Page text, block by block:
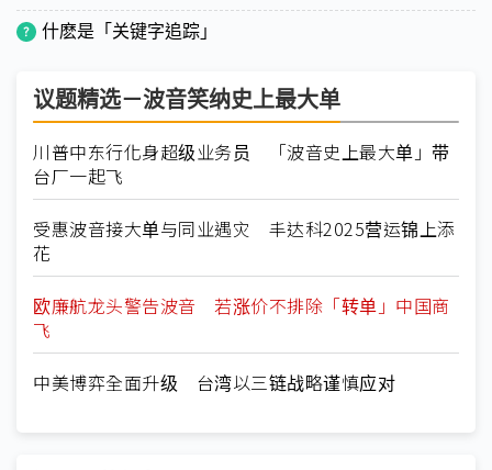
什麽是「关键字追踪」
议题精选－波音笑纳史上最大单
川普中东行化身超级业务员 「波音史上最大单」带
台厂一起飞
受惠波音接大单与同业遇灾 丰达科2025营运锦上添
花
欧廉航龙头警告波音 若涨价不排除「转单」中国商
飞
中美博弈全面升级 台湾以三链战略谨慎应对